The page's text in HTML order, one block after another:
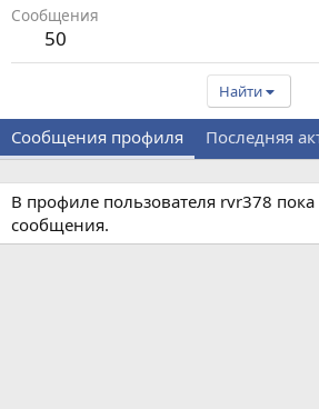
Сообщения
50
Найти
Сообщения профиля Последняя
В профиле пользователя rvr378
сообщения.